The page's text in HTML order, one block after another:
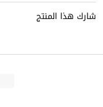
شارك هذا المنتج